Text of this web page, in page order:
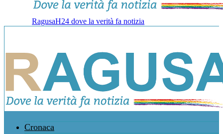
RagusaH24 dove la verità fa notizia
Cronaca